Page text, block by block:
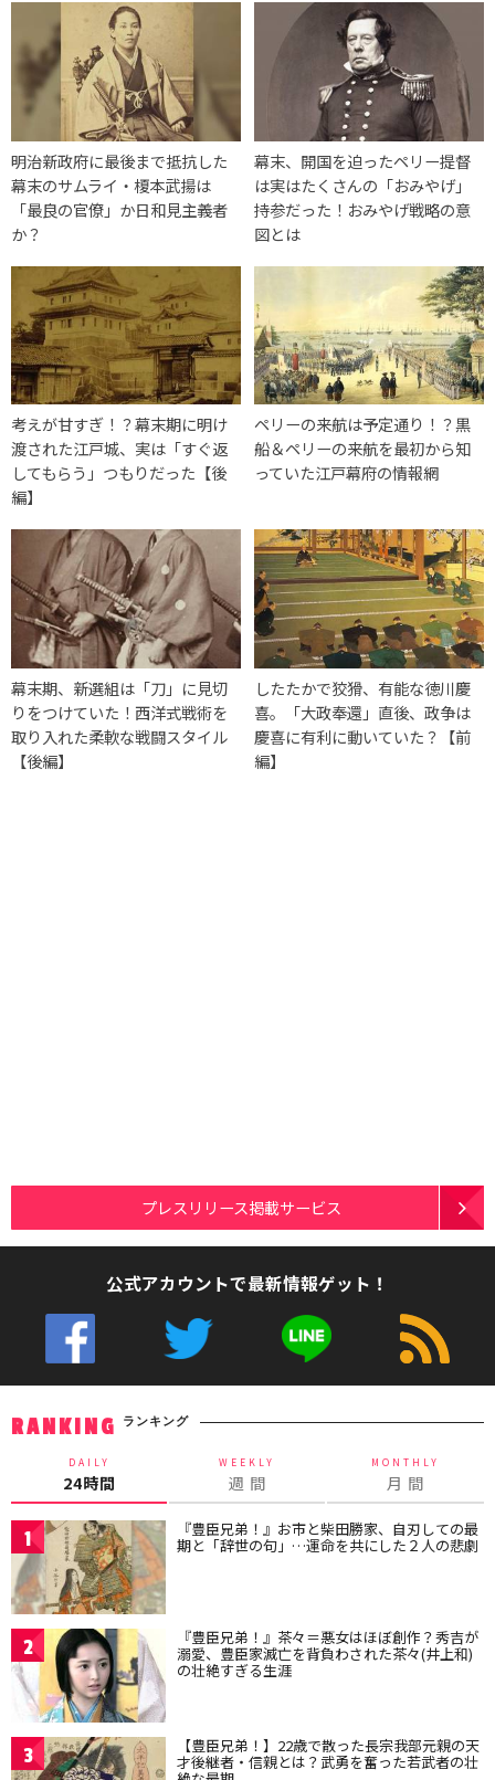
明治新政府に最後まで抵抗した
幕末のサムライ・榎本武揚は
「最良の官僚」か日和見主義者
か？
幕末、開国を迫ったペリー提督
は実はたくさんの「おみやげ」
持参だった！おみやげ戦略の意
図とは
考えが甘すぎ！？幕末期に明け
渡された江戸城、実は「すぐ返
してもらう」つもりだった【後
編】
ペリーの来航は予定通り！？黒
船＆ペリーの来航を最初から知
っていた江戸幕府の情報網
幕末期、新選組は「刀」に見切
りをつけていた！西洋式戦術を
取り入れた柔軟な戦闘スタイル
【後編】
したたかで狡猾、有能な徳川慶
喜。「大政奉還」直後、政争は
慶喜に有利に動いていた？【前
編】
プレスリリース掲載サービス
公式アカウントで最新情報ゲット！
RANKING ランキング
DAILY
24時間
WEEKLY
週 間
MONTHLY
月 間
1 『豊臣兄弟！』お市と柴田勝家、自刃しての最
期と「辞世の句」…運命を共にした２人の悲劇
2 『豊臣兄弟！』茶々＝悪女はほぼ創作？秀吉が
溺愛、豊臣家滅亡を背負わされた茶々(井上和)
の壮絶すぎる生涯
3 【豊臣兄弟！】22歳で散った長宗我部元親の天
才後継者・信親とは？武勇を奮った若武者の壮